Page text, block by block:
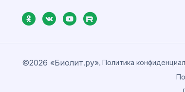
©2026 «Биолит.ру». Политика